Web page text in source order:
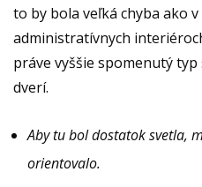
to by bola veľká chyba ako
administratívnych
práve vyššie spomenutý
dverí.
Aby tu bol dostatok svetla,
orientovalo.